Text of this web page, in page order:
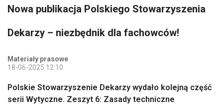
Nowa publikacja Polskiego Stowarzyszenia
Dekarzy – niezbędnik dla fachowców!
Materiały prasowe
18-06-2025 12:10
Polskie Stowarzyszenie Dekarzy wydało kolejną część
serii Wytyczne. Zeszyt 6: Zasady techniczne